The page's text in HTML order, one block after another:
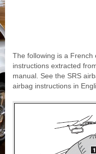
The following is a French
instructions extracted
manual. See the SRS
airbag instructions in